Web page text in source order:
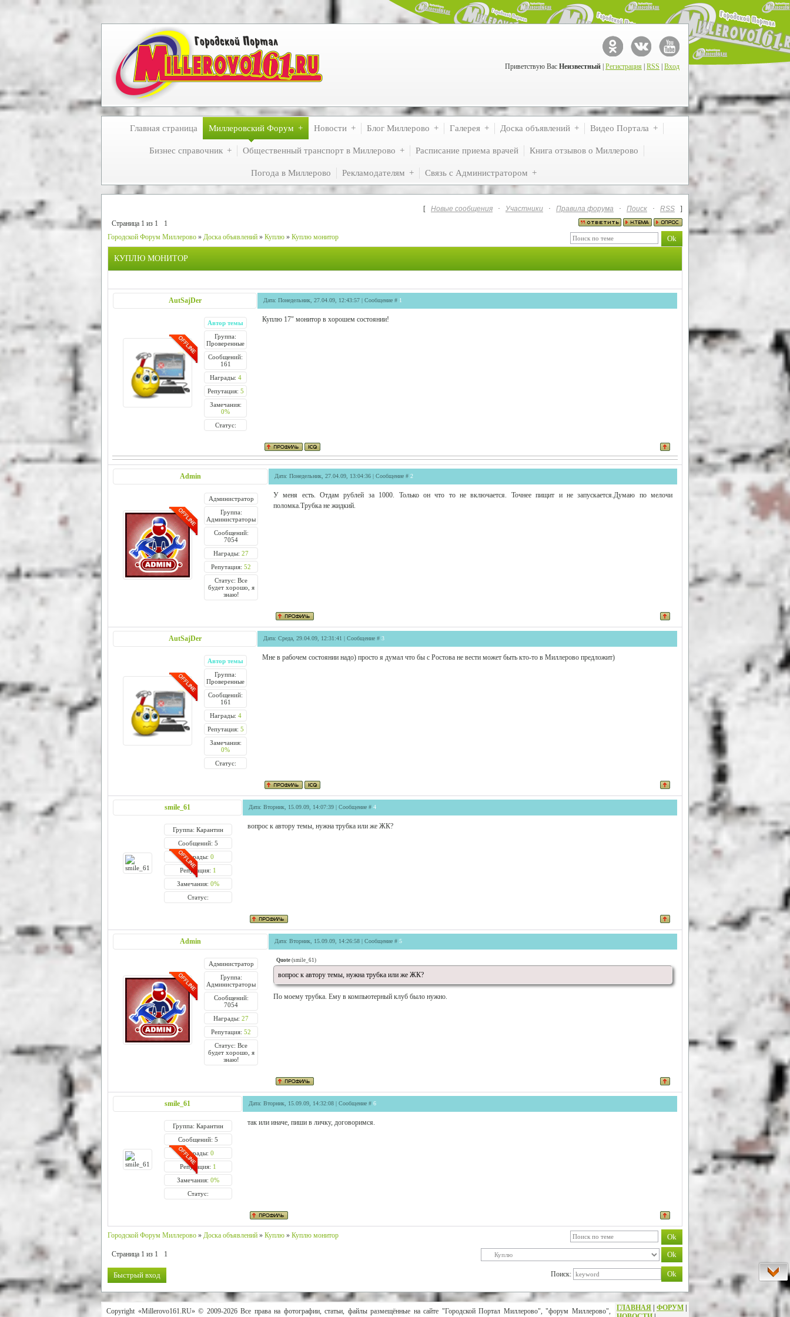
Приветствую Вас Неизвестный Регистрация RSS Вход
Главная страница Миллеровский Форум Новости Блог Миллерово Галерея Доска объявлений Видео Портала
Бизнес справочник Общественный транспорт в Миллерово Расписание приема врачей Книга отзывов о Миллерово
Погода в Миллерово Рекламодателям Связь с Администратором
[ Новые сообщения · Участники · Правила форума · Поиск · RSS
]
Страница 1 из 1
1
Городской Форум Миллерово » Доска объявлений » Куплю » Куплю монитор
КУПЛЮ МОНИТОР
AutSajDer Дата: Понедельник, 27.04.09, 12:43:57 | Сообщение # 1
Автор темы
Группа:
Проверенные
Сообщений:
161
Награды: 4
Репутация: 5
Замечания:
0%
Статус:
Куплю 17" монитор в хорошем состоянии!
Admin Дата: Понедельник, 27.04.09, 13:04:36 | Сообщение # 2
Администратор
Группа:
Администраторы
Сообщений:
7054
Награды: 27
Репутация: 52
Статус: Все
будет хорошо, я
знаю!
У меня есть. Отдам рублей за 1000. Только он что то не включается. Точнее пищит и не запускается.Думаю по мелочи
поломка.Трубка не жидкий.
AutSajDer Дата: Среда, 29.04.09, 12:31:41 | Сообщение # 3
Автор темы
Группа:
Проверенные
Сообщений:
161
Награды: 4
Репутация: 5
Замечания:
0%
Статус:
Мне в рабочем состоянии надо) просто я думал что бы с Ростова не вести может быть кто-то в Миллерово предложит)
smile_61 Дата: Вторник, 15.09.09, 14:07:39 | Сообщение # 4
Группа: Карантин
Сообщений: 5
Награды: 0
Репутация: 1
Замечания: 0%
Статус:
вопрос к автору темы, нужна трубка или же ЖК?
Admin Дата: Вторник, 15.09.09, 14:26:58 | Сообщение # 5
Администратор
Группа:
Администраторы
Сообщений:
7054
Награды: 27
Репутация: 52
Статус: Все
будет хорошо, я
знаю!
Quote (smile_61)
вопрос к автору темы, нужна трубка или же ЖК?
По моему трубка. Ему в компьютерный клуб было нужно.
smile_61 Дата: Вторник, 15.09.09, 14:32:08 | Сообщение # 6
Группа: Карантин
Сообщений: 5
Награды: 0
Репутация: 1
Замечания: 0%
Статус:
так или иначе, пиши в личку, договоримся.
Городской Форум Миллерово » Доска объявлений » Куплю » Куплю монитор
Страница 1 из 1 1
Поиск:
Copyright «Millerovo161.RU» © 2009-2026 Все права на фотографии, статьи, файлы размещённые на сайте "Городской Портал Миллерово", "форум Миллерово",
ГЛАВНАЯ ФОРУМ